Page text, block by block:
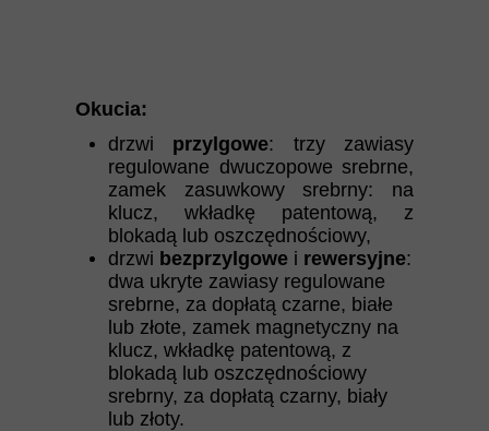
drzwi przylgowe: trzy zawiasy
regulowane dwuczopowe srebrne,
zamek zasuwkowy srebrny: na
klucz, wkładkę patentową, z
blokadą lub oszczędnościowy,
drzwi bezprzylgowe i rewersyjne:
dwa ukryte zawiasy regulowane
srebrne, za dopłatą czarne, białe
lub złote, zamek magnetyczny na
klucz, wkładkę patentową, z
blokadą lub oszczędnościowy
srebrny, za dopłatą czarny, biały
lub złoty.
Okucia: